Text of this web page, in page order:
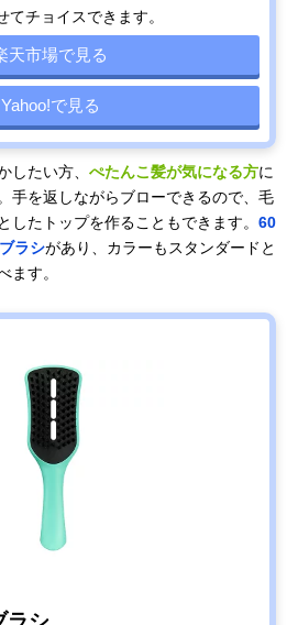
チョイスできます。
天市場で見る
Yahoo!で見る
したい方、 ぺたんこ髪が気になる方に
手を返しながらブローできるので、毛
したトップを作ることもできます。 60
ラシがあり、カラーもスタンダードと
ます。